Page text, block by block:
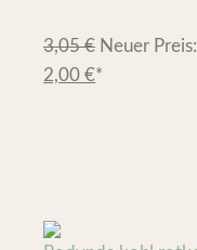
3,05€ Neuer Preis:
2,00 €*